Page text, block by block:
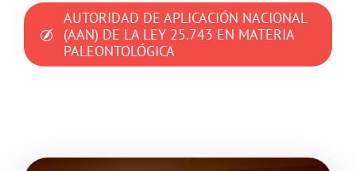
AUTORIDAD DE APLICACIÓN NACIONAL
(AAN) DE LA LEY 25.743 EN MATERIA
PALEONTOLÓGICA